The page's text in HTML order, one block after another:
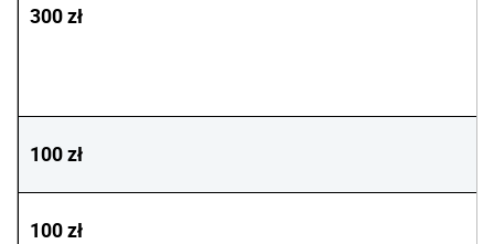
300 zł
100 zł
100 zł